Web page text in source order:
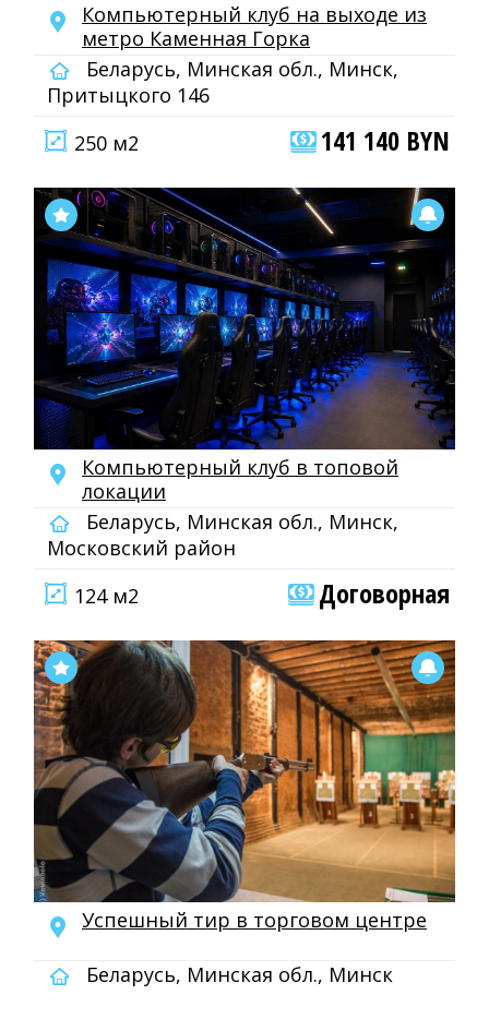
Компьютерный клуб на выходе из
метро Каменная Горка
Беларусь, Минская обл., Минск,
Притыцкого 146
250 м2
141 140 BYN
Компьютерный клуб в топовой
локации
Беларусь, Минская обл., Минск,
Московский район
124 м2
Договорная
Успешный тир в торговом центре
Беларусь, Минская обл., Минск